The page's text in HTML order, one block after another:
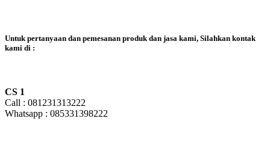
Untuk pertanyaan dan pemesanan produk dan jasa kami, Silahkan kontak
kami di :
CS 1
Call : 081231313222
Whatsapp : 085331398222